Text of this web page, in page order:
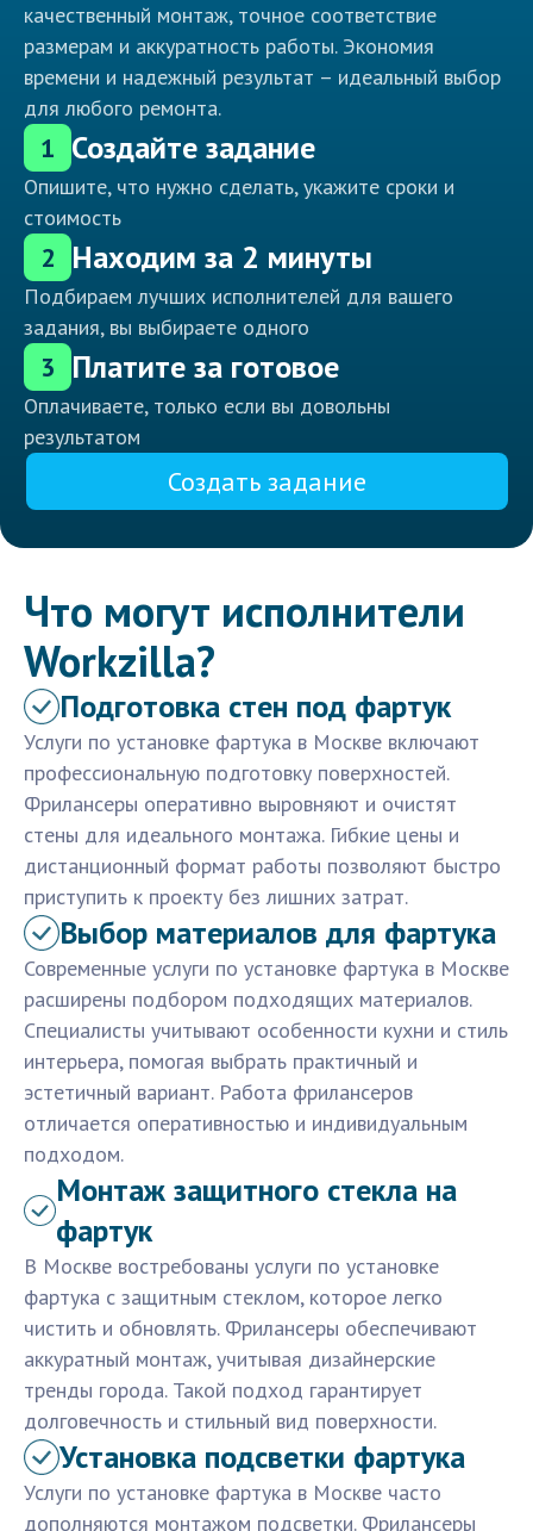
качественный монтаж, точное соответствие
размерам и аккуратность работы. Экономия
времени и надежный результат – идеальный выбор
для любого ремонта.
1 Создайте задание
Опишите, что нужно сделать, укажите сроки и
стоимость
2 Находим за 2 минуты
Подбираем лучших исполнителей для вашего
задания, вы выбираете одного
3 Платите за готовое
Оплачиваете, только если вы довольны
результатом
Создать задание
Что могут исполнители
Workzilla?
Подготовка стен под фартук
Услуги по установке фартука в Москве включают
профессиональную подготовку поверхностей.
Фрилансеры оперативно выровняют и очистят
стены для идеального монтажа. Гибкие цены и
дистанционный формат работы позволяют быстро
приступить к проекту без лишних затрат.
Выбор материалов для фартука
Современные услуги по установке фартука в Москве
расширены подбором подходящих материалов.
Специалисты учитывают особенности кухни и стиль
интерьера, помогая выбрать практичный и
эстетичный вариант. Работа фрилансеров
отличается оперативностью и индивидуальным
подходом.
Монтаж защитного стекла на
фартук
В Москве востребованы услуги по установке
фартука с защитным стеклом, которое легко
чистить и обновлять. Фрилансеры обеспечивают
аккуратный монтаж, учитывая дизайнерские
тренды города. Такой подход гарантирует
долговечность и стильный вид поверхности.
Установка подсветки фартука
Услуги по установке фартука в Москве часто
дополняются монтажом подсветки. Фрилансеры